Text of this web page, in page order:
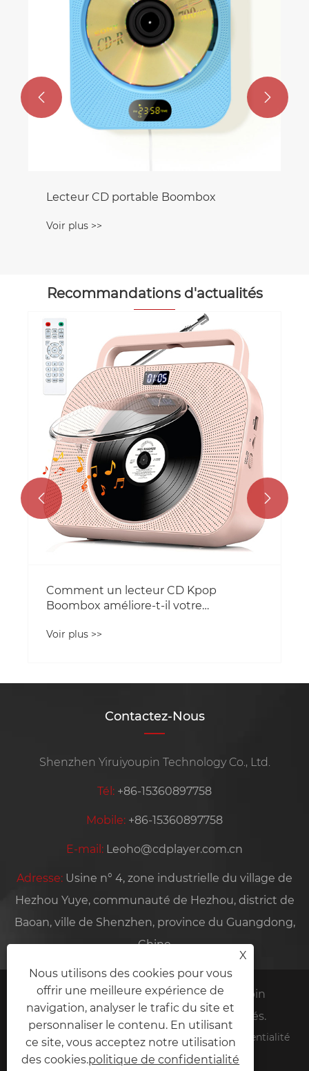
 
Recommandations d'actualités
Comment choisir un lecteur CD
Boombox avec Bluetooth qui est
vraiment génial
Voir plus >>
 
Contactez-Nous
Shenzhen Yiruiyoupin Technology Co., Ltd.
Tél: +86-15360897758
Mobile: +86-15360897758
E-mail: Leoho@cdplayer.com.cn
Adresse: Usine n° 4, zone industrielle du village de
Hezhou Yuye, communauté de Hezhou, district de
Baoan, ville de Shenzhen, province du Guangdong,
Chine
Copyright © 2026 Shenzhen Yiruiyoupin
Technology Co., Ltd. Tous droits réservés.
Links Sitemap RSS XML politique de confidentialité
X
Nous utilisons des cookies pour vous
offrir une meilleure expérience de
navigation, analyser le trafic du site et
personnaliser le contenu. En utilisant
ce site, vous acceptez notre utilisation
des cookies.politique de confidentialité